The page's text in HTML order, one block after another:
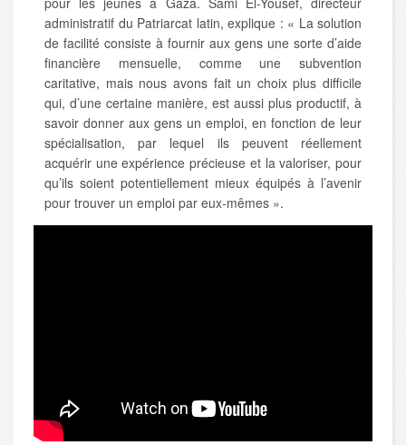
administratif du Patriarcat latin, explique : « La solution
de facilité consiste à fournir aux gens une sorte d’aide
financière mensuelle, comme une subvention
caritative, mais nous avons fait un choix plus difficile
qui, d’une certaine manière, est aussi plus productif, à
savoir donner aux gens un emploi, en fonction de leur
spécialisation, par lequel ils peuvent réellement
acquérir une expérience précieuse et la valoriser, pour
qu’ils soient potentiellement mieux équipés à l’avenir
pour trouver un emploi par eux-mêmes ».